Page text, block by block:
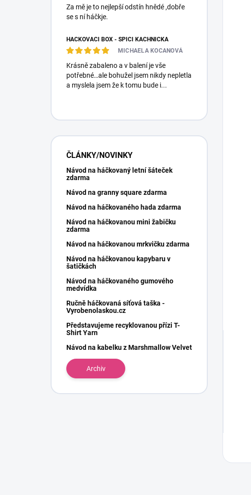
Za mě je to nejlepší odstín hnědé ,dobře
se s ní háčkje.
HÁČKOVACÍ BOX - SPÍCÍ KACHNIČKA
MICHAELA KOCANOVÁ
Krásně zabaleno a v balení je vše
potřebné…ale bohužel jsem nikdy nepletla
a myslela jsem že k tomu bude i...
ČLÁNKY/NOVINKY
Návod na háčkovaný letní šáteček
zdarma
Návod na granny square zdarma
Návod na háčkovaného hada zdarma
Návod na háčkovanou mini žabičku
zdarma
Návod na háčkovanou mrkvičku zdarma
Návod na háčkovanou kapybaru v
šatičkách
Návod na háčkovaného gumového
medvídka
Ručně háčkovaná síťová taška -
Vyrobenolaskou.cz
Představujeme recyklovanou přízi T-
Shirt Yarn
Návod na kabelku z Marshmallow Velvet
Archiv